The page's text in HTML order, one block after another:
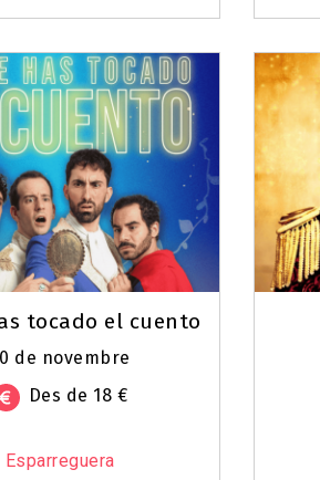
tocado el cuento
de novembre
Des de 18 €
Esparreguera